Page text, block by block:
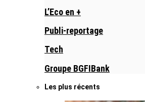
L’Eco en +
Publi-reportage
Tech
Groupe BGFIBank
Les plus récents